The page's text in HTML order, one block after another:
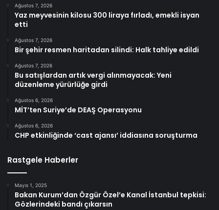
Ağustos 7, 2026
Yaz meyvesinin kilosu 300 liraya fırladı, emekli isyan
etti
Ağustos 7, 2026
Bir şehir resmen haritadan silindi: Halk tahliye edildi
Ağustos 7, 2026
Bu satışlardan artık vergi alınmayacak: Yeni
düzenleme yürürlüğe girdi
Ağustos 6, 2026
MİT’ten Suriye’de DEAŞ Operasyonu
Ağustos 6, 2026
CHP etkinliğinde ‘cast ajansı’ iddiasına soruşturma
Rastgele Haberler
Mayıs 1, 2025
Bakan Kurum’dan Özgür Özel’e Kanal İstanbul tepkisi:
Gözlerindeki bandı çıkarsın